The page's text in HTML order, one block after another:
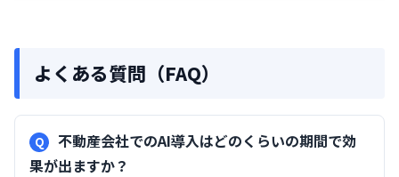
よくある質問（FAQ）
不動産会社でのAI導入はどのくらいの期間で効
果が出ますか？